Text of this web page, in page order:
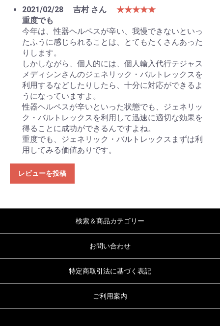
2021/02/28
吉村 さん
★★★★★
重度でも
今年は、性器ヘルペスが辛い、我慢できないといっ
たふうに感じられることは、とてもたくさんあった
りします。
しかしながら、個人的には、個人輸入代行テジャス
メディシンさんのジェネリック・バルトレックスを
利用するなどしたりしたら、十分に対応ができるよ
うになっていますよ。
性器ヘルペスが辛いといった状態でも、ジェネリッ
ク・バルトレックスを利用して迅速に適切な効果を
得ることに成功ができるんですよね。
重度でも、ジェネリック・バルトレックスまずは利
用してみる価値ありです。
レビューを投稿
検索＆商品カテゴリー
お問い合わせ
特定商取引法に基づく表記
ご利用案内